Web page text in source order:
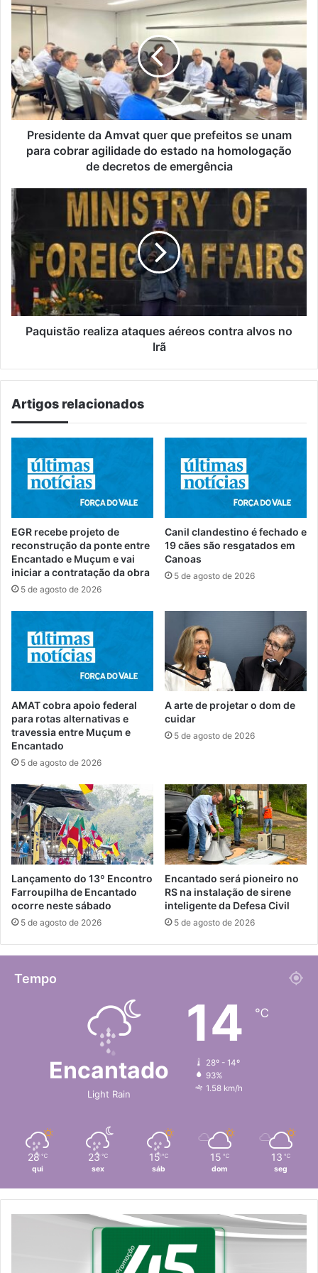
da
Amvat
quer
que
prefeitos
se
unam
para
cobrar
agilidade
na
homologação
de
decretos
de
emergência
Presidente da Amvat quer que prefeitos se unam
para cobrar agilidade do estado na homologação
de decretos de emergência
Paquistão
realiza
ataques
aéreos
contra
alvos
no
Irã
Paquistão realiza ataques aéreos contra alvos no
Irã
Artigos relacionados
EGR recebe projeto de
reconstrução da ponte entre
Encantado e Muçum e vai
iniciar a contratação da obra
5 de agosto de 2026
Canil clandestino é fechado e
19 cães são resgatados em
Canoas
5 de agosto de 2026
AMAT cobra apoio federal
para rotas alternativas e
travessia entre Muçum e
Encantado
5 de agosto de 2026
A arte de projetar o dom de
cuidar
5 de agosto de 2026
Lançamento do 13º Encontro
Farroupilha de Encantado
ocorre neste sábado
5 de agosto de 2026
Encantado será pioneiro no
RS na instalação de sirene
inteligente da Defesa Civil
5 de agosto de 2026
Tempo
Encantado
Light Rain
14 ℃
28º - 14º
93%
1.58 km/h
28 ℃
qui
23 ℃
sex
15 ℃
sáb
15 ℃
dom
13 ℃
seg